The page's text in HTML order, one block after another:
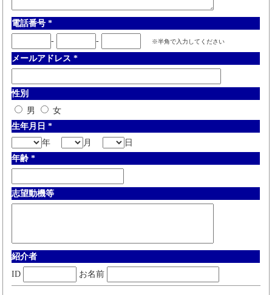
電話番号 *
-
- ※半角で入力してください
メールアドレス *
性別
男
女
生年月日 *
年
月
日
年齢*
志望動機等
紹介者
ID
お名前